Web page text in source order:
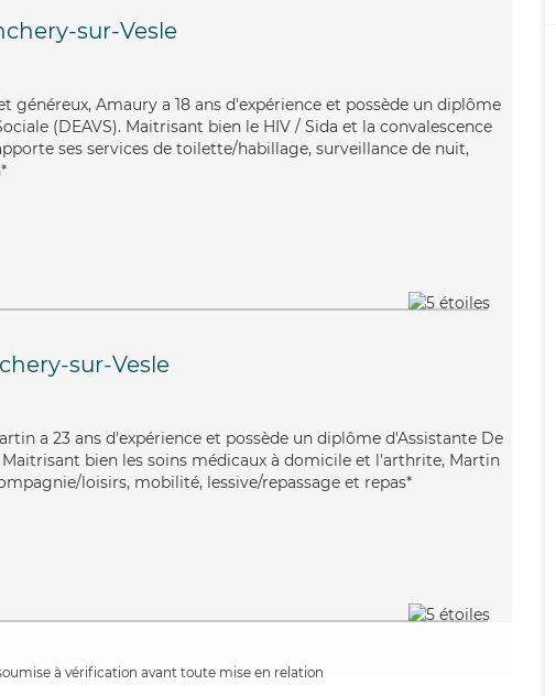
sur-Vesle
généreux, Amaury a 18 ans d'expérience et possède un diplôme
(DEAVS). Maitrisant bien le HIV / Sida et la convalescence
ses services de toilette/habillage, surveillance de nuit,
sur-Vesle
a 23 ans d'expérience et possède un diplôme d'Assistante De
Maitrisant bien les soins médicaux à domicile et l'arthrite, Martin
loisirs, mobilité, lessive/repassage et repas*
à vérification avant toute mise en relation